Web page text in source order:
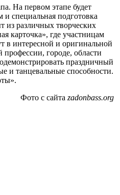
На первом этапе будет
и специальная подготовка
из различных творческих
карточка», где участницам
в интересной и оригинальной
профессии, городе, области
праздничный
и танцевальные способности.
Фото с сайта zadonbass.org